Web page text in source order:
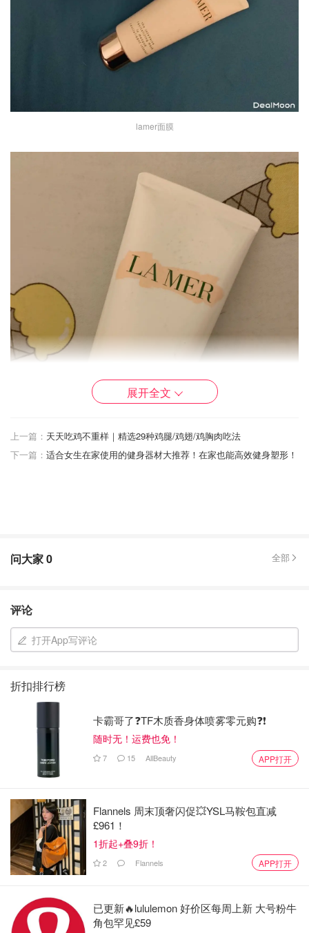
lamer面膜
展开全文
上一篇： 天天吃鸡不重样｜精选29种鸡腿/鸡翅/鸡胸肉吃法
下一篇： 适合女生在家使用的健身器材大推荐！在家也能高效健身塑形！
问大家0 全部
评论
打开App写评论
折扣排行榜
卡霸哥了❓TF木质香身体喷雾零元购❓❗
随时无！运费也免！
7 15 AllBeauty APP打开
Flannels 周末顶奢闪促💥YSL马鞍包直减
£961！
1折起+叠9折！
2 Flannels APP打开
已更新🔥lululemon 好价区每周上新 大号粉牛
角包罕见£59